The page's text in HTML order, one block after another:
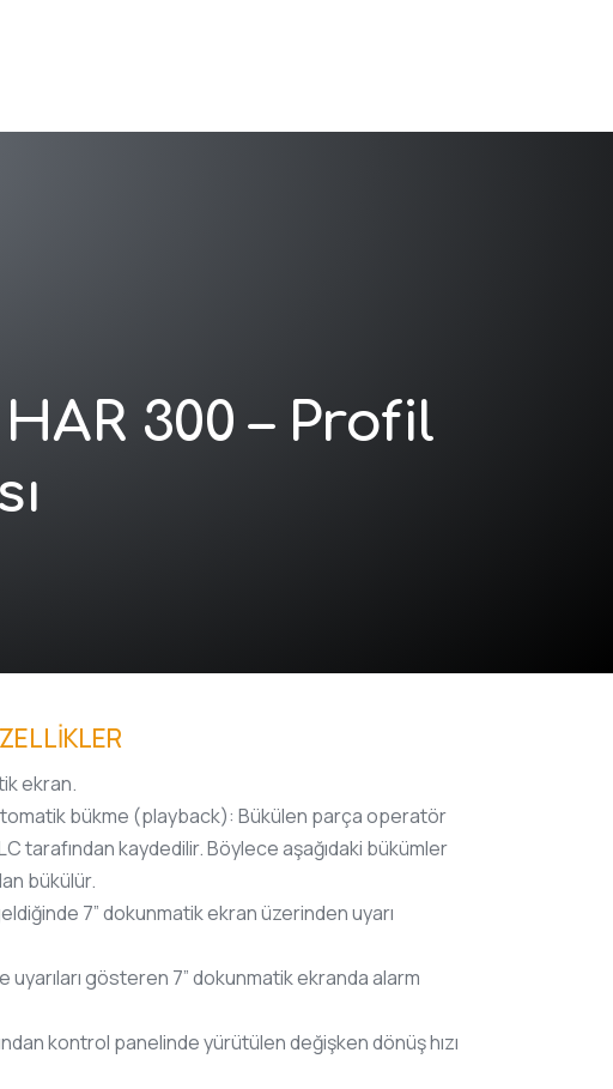
300 – Profil
ekran.
bükme (playback): Bükülen parça operatör
tarafından kaydedilir. Böylece aşağıdaki bükümler
bükülür.
7” dokunmatik ekran üzerinden uyarı
uyarıları gösteren 7” dokunmatik ekranda alarm
kontrol panelinde yürütülen değişken dönüş hızı